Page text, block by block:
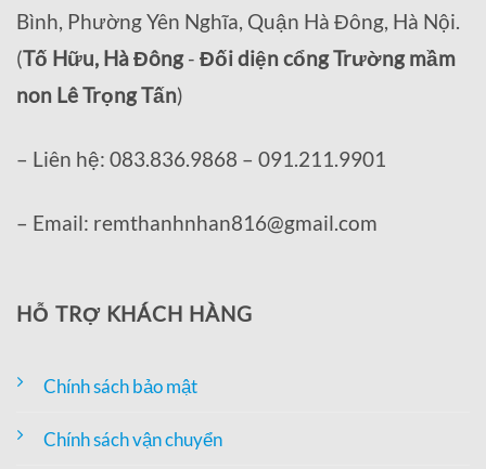
Bình, Phường Yên Nghĩa, Quận Hà Đông, Hà Nội.
(Tố Hữu, Hà Đông- Đối diện cổng Trường mầm
non Lê Trọng Tấn)
– Liên hệ: 083.836.9868 – 091.211.9901
– Email: remthanhnhan816@gmail.com
HỖ TRỢ KHÁCH HÀNG
Chính sách bảo mật
Chính sách vận chuyển